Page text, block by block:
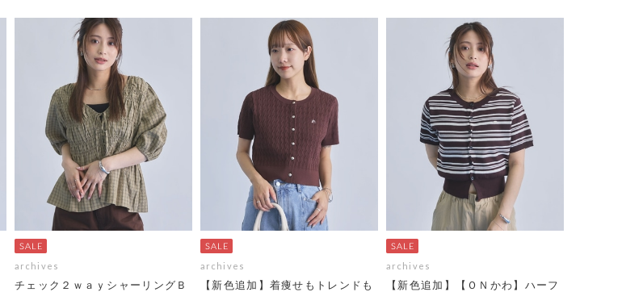
archives
チェック２ｗａｙシャーリングＢ
archives
【新色追加】着痩せもトレンドも
archives
【新色追加】【ＯＮかわ】ハーフ